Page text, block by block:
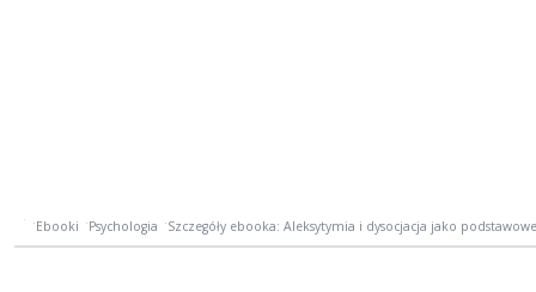
Ebooki Psychologia Szczegóły ebooka: Aleksytymia i dysocjacja jako